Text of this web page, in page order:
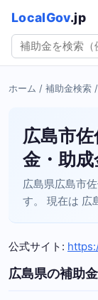
LocalGov.jp
ホーム / 補助金検索 /
広島市
金・助成
広島県広島市
す。 現在は 広
公式サイト:
広島県の補助